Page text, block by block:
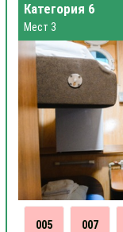
Категория 6
Мест 3
005 007